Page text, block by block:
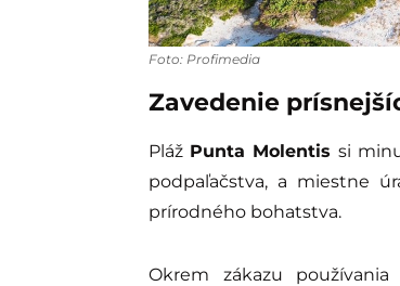
Foto: Profimedia
Zavedenie
Pláž Punta Molentis si
podpaľačstva, a miestne
prírodného bohatstva.
Okrem zákazu